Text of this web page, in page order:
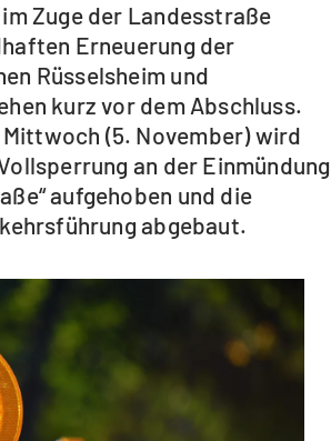
Zuge der Landesstraße
Erneuerung der
Rüsselsheim und
kurz vor dem Abschluss.
(5. November) wird
an der Einmündung
aufgehoben und die
abgebaut.